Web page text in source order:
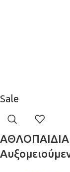
Sale
ΑΘΛΟΠΑΙΔΙΑ